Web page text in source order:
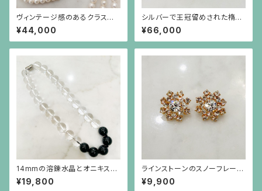
ヴィンテージ感のあるクラスプ
のパール3連ネックレス
¥44,000
シルバーで王冠留めされた楕円
形のオレンジ珊瑚のリング
¥66,000
14mmの溶錬水晶とオニキスの
ネックレス
¥19,800
ラインストーンのスノーフレーク
のような金色ピアス（チタンポス
ト）
¥9,900